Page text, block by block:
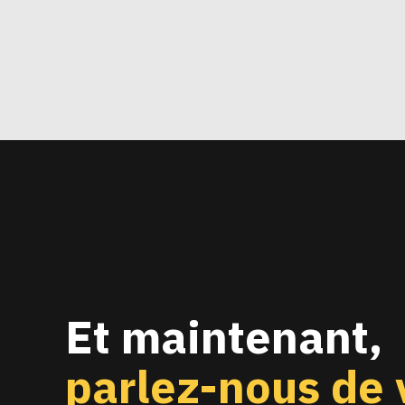
Et maintenant,
parlez-nous de